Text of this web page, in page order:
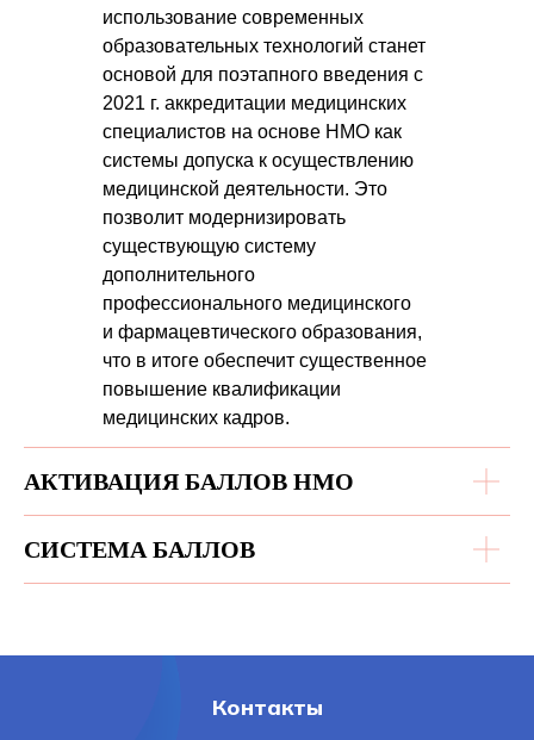
использование современных
образовательных технологий станет
основой для поэтапного введения с
2021 г. аккредитации медицинских
специалистов на основе НМО как
системы допуска к осуществлению
медицинской деятельности. Это
позволит модернизировать
существующую систему
дополнительного
профессионального медицинского
и фармацевтического образования,
что в итоге обеспечит существенное
повышение квалификации
медицинских кадров.
АКТИВАЦИЯ БАЛЛОВ НМО
СИСТЕМА БАЛЛОВ
Контакты